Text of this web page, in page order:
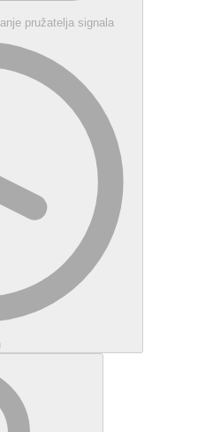
Psihologija kopiranja i ponašanje pružatelja signala